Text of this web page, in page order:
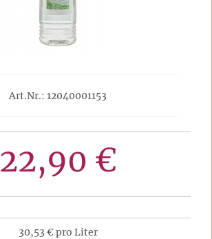
Art.Nr.: 12040001153
22,90 €
30,53 € pro Liter